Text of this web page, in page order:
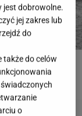
jest dobrowolne.
jej zakres lub
do
także do celów
o